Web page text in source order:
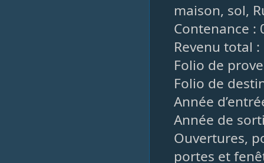
maison, sol,
Contenance :
Revenu total :
Folio de
Folio de
Année
Année de
Ouvertures,
portes et